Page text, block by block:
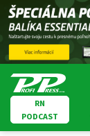
RN
PODCAST